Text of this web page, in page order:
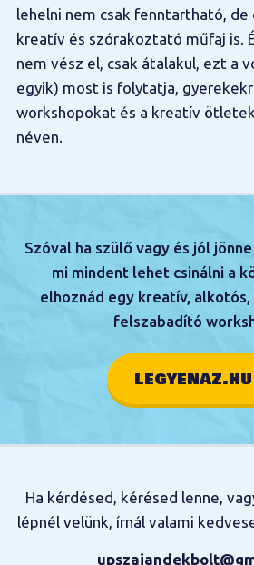
lehelni nem csak fenntartható, de
kreatív és szórakoztató műfaj is.
nem vész el, csak átalakul, ezt a
egyik) most is folytatja,
workshopokat és a kreatív
néven.
Szóval ha szülő vagy és jól
mi mindent lehet csinálni a
elhoznád egy kreatív, alkotós,
felszabadító
Ha kérdésed, kérésed lenne,
lépnél velünk, írnál valami